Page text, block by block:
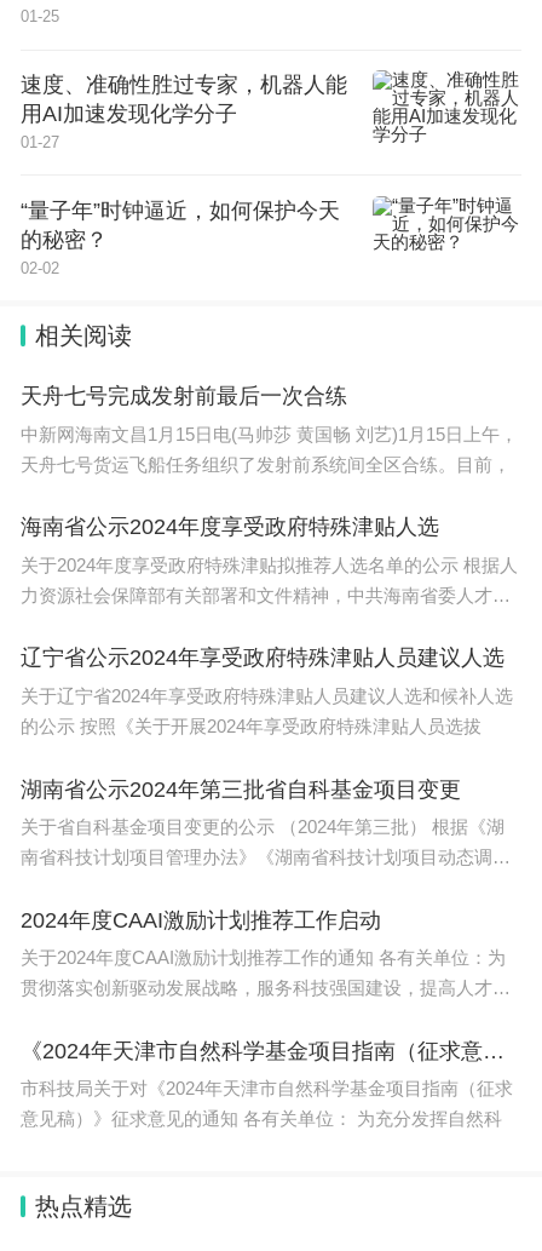
参观门票
社会观众：需购买20元普通门票或60元特展门票
（含普展）
（特展联票价格及优惠政策详见官网）
https://www.artmuseum.tsinghua.edu.cn/cgfw/wsgp/
因会员管理系统升级改造，我馆暂停会员业务的办理
复办理时间将另行通知。
清华艺博网上订票
点击公众号底部菜单【参观指南-参观订票】
参观毕业展清华美院部分，请扫描文中二维码填写实
地址
清华大学艺术博物馆
北京市海淀区清华大学校内，主楼东侧
（高德地图或百度地图导航至“清华大学艺术博物
校内师生请从清华艺博“校内师生参观通道”入馆
校外车辆禁止入校，提倡绿色出行
01-25
速度、准确性胜过专家，机器人能
用AI加速发现化学分子
01-27
“量子年”时钟逼近，如何保护今天
的秘密？
02-02
相关阅读
天舟七号完成发射前最后一次合练
中新网海南文昌1月15日电(马帅莎 黄国畅 刘艺)1月15日上午，
天舟七号货运飞船任务组织了发射前系统间全区合练。目前，
海南省公示2024年度享受政府特殊津贴人选
关于2024年度享受政府特殊津贴拟推荐人选名单的公示 根据人
力资源社会保障部有关部署和文件精神，中共海南省委人才发
辽宁省公示2024年享受政府特殊津贴人员建议人选
关于辽宁省2024年享受政府特殊津贴人员建议人选和候补人选
的公示 按照《关于开展2024年享受政府特殊津贴人员选拔
湖南省公示2024年第三批省自科基金项目变更
关于省自科基金项目变更的公示 （2024年第三批） 根据《湖
南省科技计划项目管理办法》《湖南省科技计划项目动态调整
2024年度CAAI激励计划推荐工作启动
关于2024年度CAAI激励计划推荐工作的通知 各有关单位：为
贯彻落实创新驱动发展战略，服务科技强国建设，提高人才培
《2024年天津市自然科学基金项目指南（征求意见稿）》发布
市科技局关于对《2024年天津市自然科学基金项目指南（征求
意见稿）》征求意见的通知 各有关单位： 为充分发挥自然科
热点精选